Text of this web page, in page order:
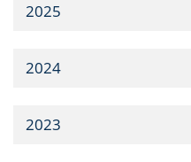
2025
2024
2023